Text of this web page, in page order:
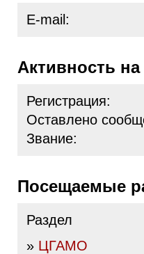
E-mail:
Активность
Регистрация:
Оставлено
Звание:
Посещаемые
Раздел
» ЦГАМО